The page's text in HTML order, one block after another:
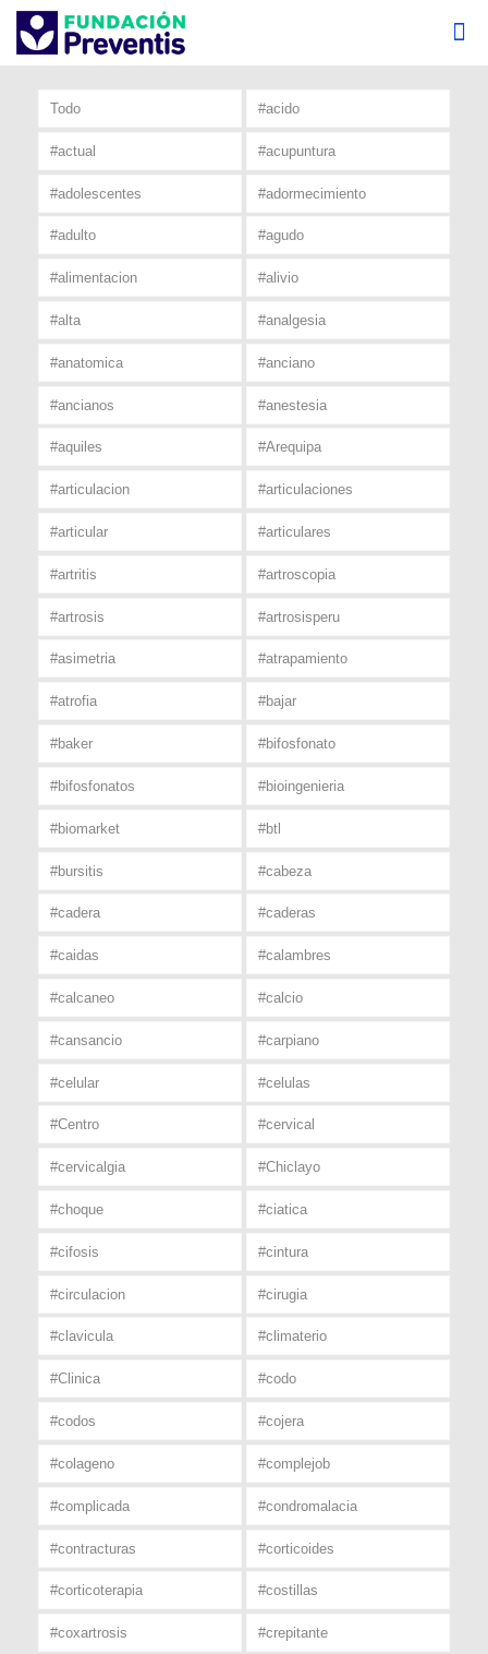
Todo #acido
#actual #acupuntura
#adolescentes #adormecimiento
#adulto #agudo
#alimentacion #alivio
#alta #analgesia
#anatomica #anciano
#ancianos #anestesia
#aquiles #Arequipa
#articulacion #articulaciones
#articular #articulares
#artritis #artroscopia
#artrosis #artrosisperu
#asimetria #atrapamiento
#atrofia #bajar
#baker #bifosfonato
#bifosfonatos #bioingenieria
#biomarket #btl
#bursitis #cabeza
#cadera #caderas
#caidas #calambres
#calcaneo #calcio
#cansancio #carpiano
#celular #celulas
#Centro #cervical
#cervicalgia #Chiclayo
#choque #ciatica
#cifosis #cintura
#circulacion #cirugia
#clavicula #climaterio
#Clinica #codo
#codos #cojera
#colageno #complejob
#complicada #condromalacia
#contracturas #corticoides
#corticoterapia #costillas
#coxartrosis #crepitante